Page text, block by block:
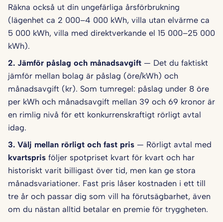
Räkna också ut din ungefärliga årsförbrukning
(lägenhet ca 2 000–4 000 kWh, villa utan elvärme ca
5 000 kWh, villa med direktverkande el 15 000–25 000
kWh).
2. Jämför påslag och månadsavgift — Det du faktiskt
jämför mellan bolag är påslag (öre/kWh) och
månadsavgift (kr). Som tumregel: påslag under 8 öre
per kWh och månadsavgift mellan 39 och 69 kronor är
en rimlig nivå för ett konkurrenskraftigt rörligt avtal
idag.
3. Välj mellan rörligt och fast pris — Rörligt avtal med
kvartspris följer spotpriset kvart för kvart och har
historiskt varit billigast över tid, men kan ge stora
månadsvariationer. Fast pris låser kostnaden i ett till
tre år och passar dig som vill ha förutsägbarhet, även
om du nästan alltid betalar en premie för tryggheten.